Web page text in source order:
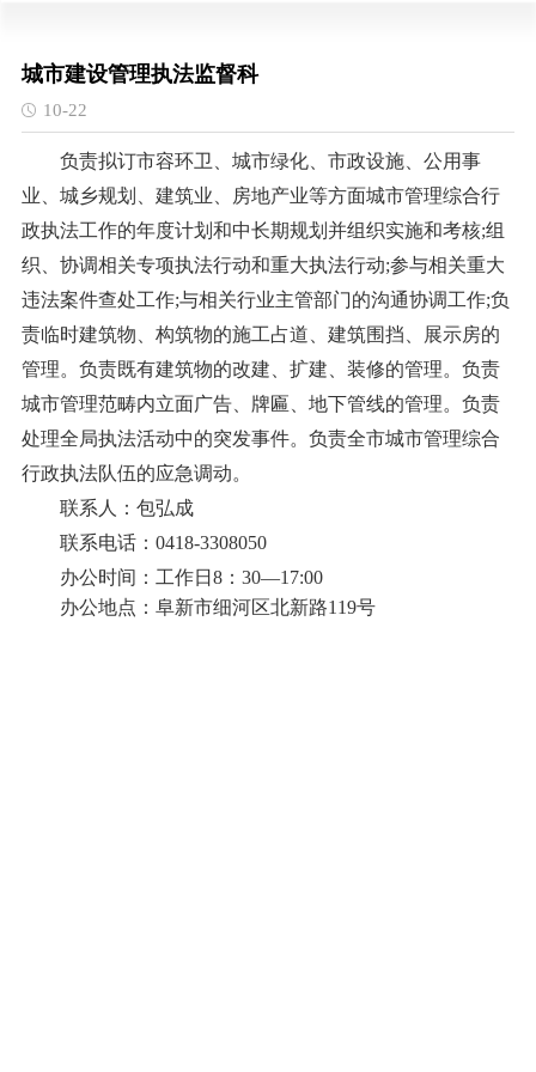
城市建设管理执法监督科
10-22
负责拟订市容环卫、城市绿化、市政设施、公用事
业、城乡规划、建筑业、房地产业等方面城市管理综合行
政执法工作的年度计划和中长期规划并组织实施和考核;组
织、协调相关专项执法行动和重大执法行动;参与相关重大
违法案件查处工作;与相关行业主管部门的沟通协调工作;负
责临时建筑物、构筑物的施工占道、建筑围挡、展示房的
管理。负责既有建筑物的改建、扩建、装修的管理。负责
城市管理范畴内立面广告、牌匾、地下管线的管理。负责
处理全局执法活动中的突发事件。负责全市城市管理综合
行政执法队伍的应急调动。
联系人：包弘成
联系电话：0418-3308050
办公时间：工作日8：30—17:00
办公地点：阜新市细河区北新路119号